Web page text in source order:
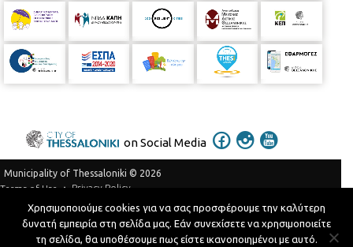
on Social Media
Municipality of Thessaloniki © 2026
Terms of Use
Privacy Policy
Telephone Catalog
Developed byMyCompany Projects
Χρησιμοποιούμε cookies για να σας προσφέρουμε την καλύτερη
δυνατή εμπειρία στη σελίδα μας. Εάν συνεχίσετε να χρησιμοποιείτε
τη σελίδα, θα υποθέσουμε πως είστε ικανοποιημένοι με αυτό.